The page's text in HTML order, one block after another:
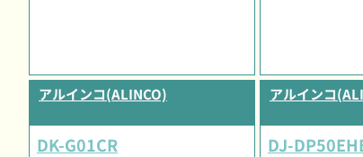
アルインコ(ALINCO)
DK-G01CR
アルインコ
DJ-